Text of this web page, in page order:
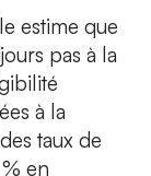
estime que
pas à la
à la
taux de
en